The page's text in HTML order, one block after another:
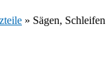
» Sägen,